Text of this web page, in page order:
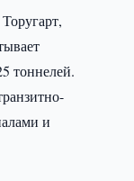
тоннелей.
и